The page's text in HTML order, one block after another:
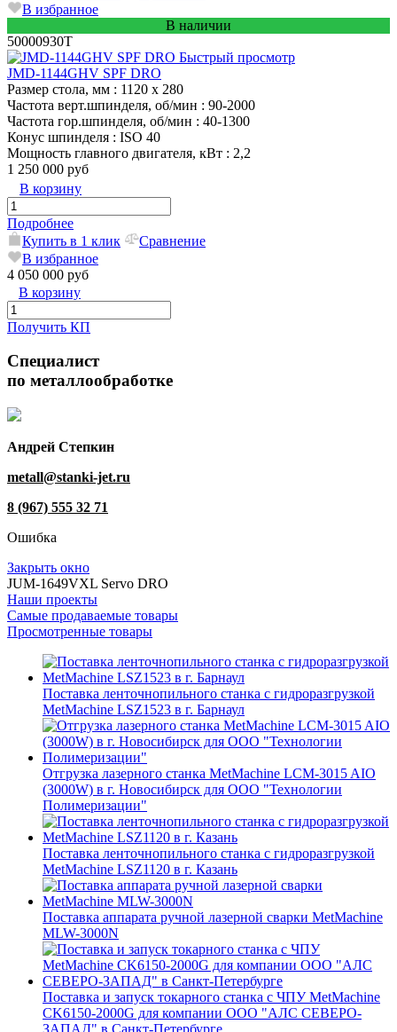
В избранное
В наличии
50000930T
Быстрый просмотр
JMD-1144GHV SPF DRO
Размер стола, мм : 1120 х 280
Частота верт.шпинделя, об/мин : 90-2000
Частота гор.шпинделя, об/мин : 40-1300
Конус шпинделя : ISO 40
Мощность главного двигателя, кВт : 2,2
1 250 000 руб
В корзину
Подробнее
Купить в 1 клик
Сравнение
В избранное
4 050 000 руб
В корзину
Получить КП
Специалист
по металлообработке
Андрей Степкин
metall@stanki-jet.ru
8 (967) 555 32 71
Ошибка
Закрыть окно
JUM-1649VXL Servo DRO
Наши проекты
Самые продаваемые товары
Просмотренные товары
Поставка ленточнопильного станка c гидроразгрузкой
MetMachine LSZ1523 в г. Барнаул
Отгрузка лазерного станка MetMachine LCM-3015 AIO
(3000W) в г. Новосибирск для ООО "Технологии
Полимеризации"
Поставка ленточнопильного станка c гидроразгрузкой
MetMachine LSZ1120 в г. Казань
Поставка аппарата ручной лазерной сварки MetMachine
MLW-3000N
Поставка и запуск токарного станка с ЧПУ MetMachine
CK6150-2000G для компании ООО "АЛС СЕВЕРО-
ЗАПАД" в Санкт-Петербурге